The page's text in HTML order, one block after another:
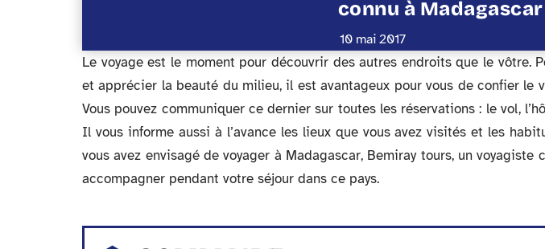
connu à Madagascar
10 mai 2017
Le voyage est le moment pour découvrir des autres endroits que le vôtre.
et apprécier la beauté du milieu, il est avantageux pour vous de confier le
Vous pouvez communiquer ce dernier sur toutes les réservations : le vol,
Il vous informe aussi à l’avance les lieux que vous avez visités et les
vous avez envisagé de voyager à Madagascar, Bemiray tours, un voyagiste
accompagner pendant votre séjour dans ce pays.